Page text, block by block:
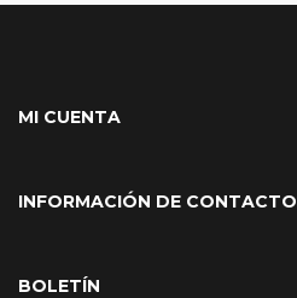
MI CUENTA
INFORMACIÓN DE CONTACTO
BOLETÍN